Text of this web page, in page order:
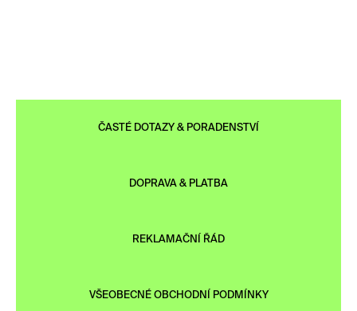
ČASTÉ DOTAZY & PORADENSTVÍ
DOPRAVA & PLATBA
REKLAMAČNÍ ŘÁD
VŠEOBECNÉ OBCHODNÍ PODMÍNKY